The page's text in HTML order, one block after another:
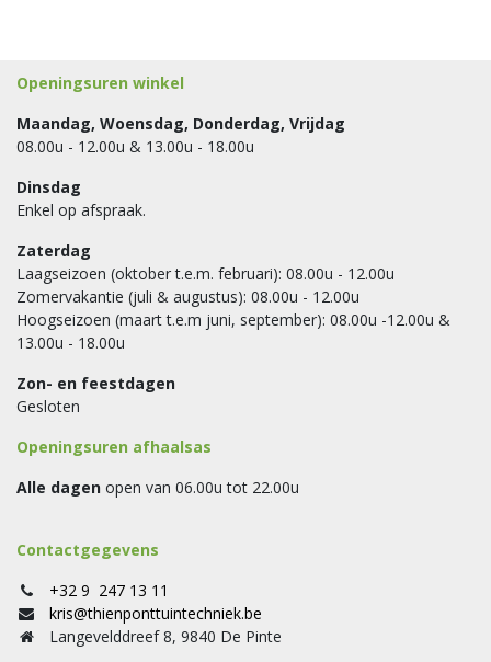
Openingsuren winkel
Maandag, Woensdag, Donderdag, Vrijdag
08.00u - 12.00u & 13.00u - 18.00u
Dinsdag
Enkel op afspraak.
Zaterdag
Laagseizoen (oktober t.e.m. februari): 08.00u - 12.00u
Zomervakantie (juli & augustus): 08.00u - 12.00u
Hoogseizoen (maart t.e.m juni, september): 08.00u -12.00u &
13.00u - 18.00u
Zon- en feestdagen
Gesloten
Openingsuren afhaalsas
Alle dagen open van 06.00u tot 22.00u
Contactgegevens
+32 9 247 13 11
kris@thienponttuintechniek.be
Langevelddreef 8, 9840 De Pinte